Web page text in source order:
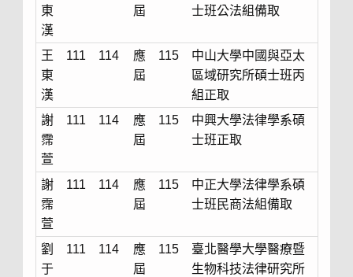
東
漢
屆
士班公法組備取
王
東
漢
111 114
應
屆
115
中山大學中國與亞太
區域研究所碩士班丙
組正取
謝
霈
萱
111 114
應
屆
115
中興大學法律學系碩
士班正取
謝
霈
萱
111 114
應
屆
115
中正大學法律學系碩
士班民商法組備取
劉
于
111 114
應
屆
115
臺北醫學大學醫療暨
生物科技法律研究所